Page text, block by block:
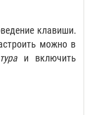
клавиши.
можно в
и включить